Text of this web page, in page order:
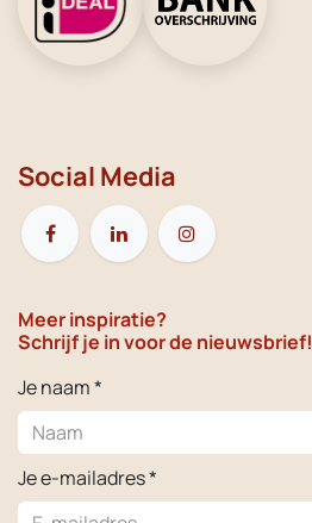
Social Media
Meer inspiratie?
Schrijf je in voor de nieuwsbrief!
Je naam *
Je e-mailadres *